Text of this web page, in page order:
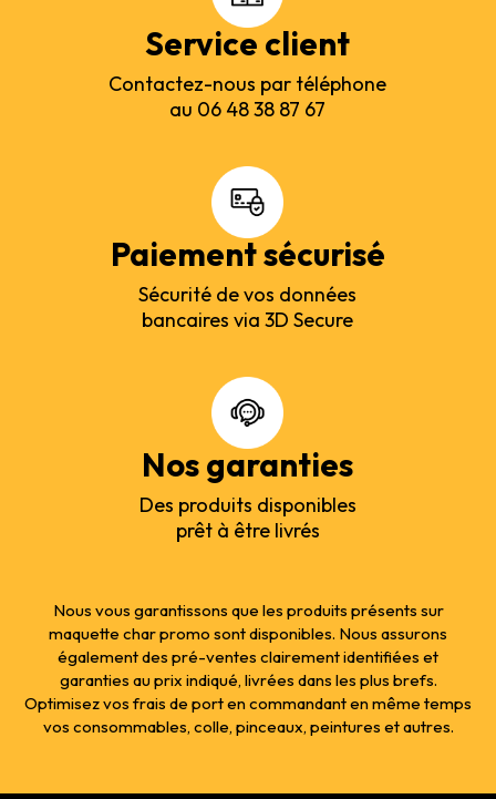
Service client
Contactez-nous par téléphone
au 06 48 38 87 67
Paiement sécurisé
Sécurité de vos données
bancaires via 3D Secure
Nos garanties
Des produits disponibles
prêt à être livrés
Nous vous garantissons que les produits présents sur
maquette char promo sont disponibles. Nous assurons
également des pré-ventes clairement identifiées et
garanties au prix indiqué, livrées dans les plus brefs.
Optimisez vos frais de port en commandant en même temps
vos consommables, colle, pinceaux, peintures et autres.